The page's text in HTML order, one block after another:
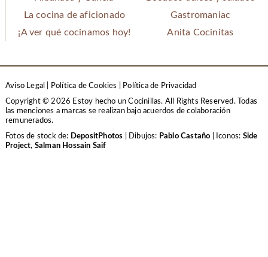
La cocina de aficionado
Gastromaniac
¡A ver qué cocinamos hoy!
Anita Cocinitas
Aviso Legal Política de Cookies
Política de Privacidad
Copyright © 2026 Estoy hecho un Cocinillas. All Rights Reserved.Todas
las menciones a marcas se realizan bajo acuerdos de colaboración
remunerados.
Fotos de stock de: DepositPhotos | Dibujos: Pablo Castaño | Iconos: Side
Project, Salman Hossain Saif